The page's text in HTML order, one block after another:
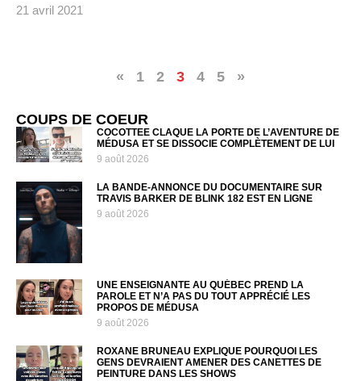
21 avril 2021
« 1 2 3 4 5 »
COUPS DE COEUR
COCOTTEE CLAQUE LA PORTE DE L’AVENTURE DE
MÉDUSA ET SE DISSOCIE COMPLÈTEMENT DE LUI
9 août 2026
LA BANDE-ANNONCE DU DOCUMENTAIRE SUR
TRAVIS BARKER DE BLINK 182 EST EN LIGNE
9 août 2026
UNE ENSEIGNANTE AU QUÉBEC PREND LA
PAROLE ET N’A PAS DU TOUT APPRÉCIÉ LES
PROPOS DE MÉDUSA
9 août 2026
ROXANE BRUNEAU EXPLIQUE POURQUOI LES
GENS DEVRAIENT AMENER DES CANETTES DE
PEINTURE DANS LES SHOWS